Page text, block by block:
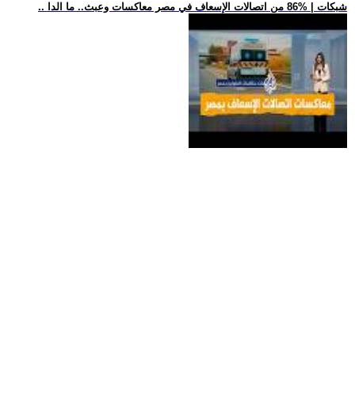
.. شبكات | %86 من اتصالات الإسعاف في مصر معاكسات وعبث.. ما الدا